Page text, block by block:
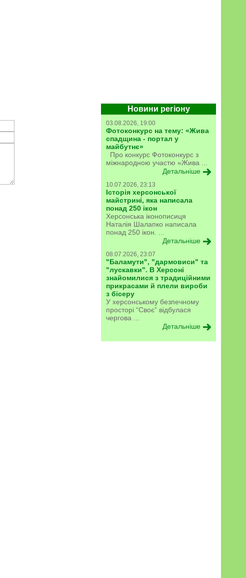
Новини регіону
03.08.2026, 19:00
Фотоконкурс на тему: «Жива
спадщина - портал у
майбутнє»
Про конкурс Фотоконкурс з
міжнародною участю «Жива ...
Детальніше
10.07.2026, 23:13
Історія херсонської
майстрині, яка написала
понад 250 ікон
Херсонська іконописиця
Наталія Шалапко написала
понад 250 ікон. ...
Детальніше
08.07.2026, 23:07
"Баламути", "дармовиси" та
"лускавки". В Херсоні
знайомилися з традиційними
прикрасами й плели вироби
з бісеру
У херсонському безпечному
просторі “Своє” відбулася
чергова ...
Детальніше